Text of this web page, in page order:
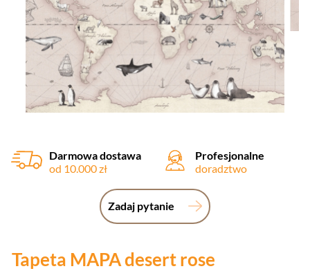
Darmowa dostawa
od 10.000 zł
Profesjonalne
doradztwo
Zadaj pytanie
Tapeta MAPA desert rose